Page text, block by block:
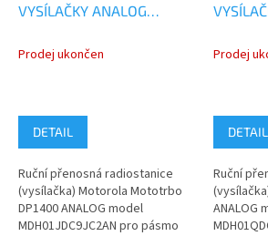
VYSÍLAČKY ANALOG
Prodej ukončen
DETAIL
Ruční přenosná radiostanice
(vysílačka) Motorola Mototrbo
DP1400 ANALOG model
MDH01JDC9JC2AN pro pásmo
Prodej
DETAIL
Ruční
ANALOG